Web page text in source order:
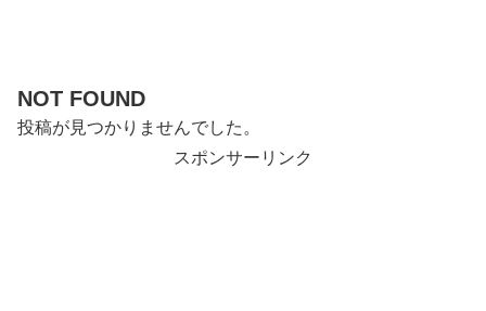
NOT FOUND
投稿が見つかりませんでした。
スポンサーリンク